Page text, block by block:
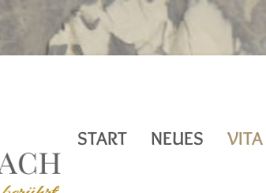
START NEUES VITA